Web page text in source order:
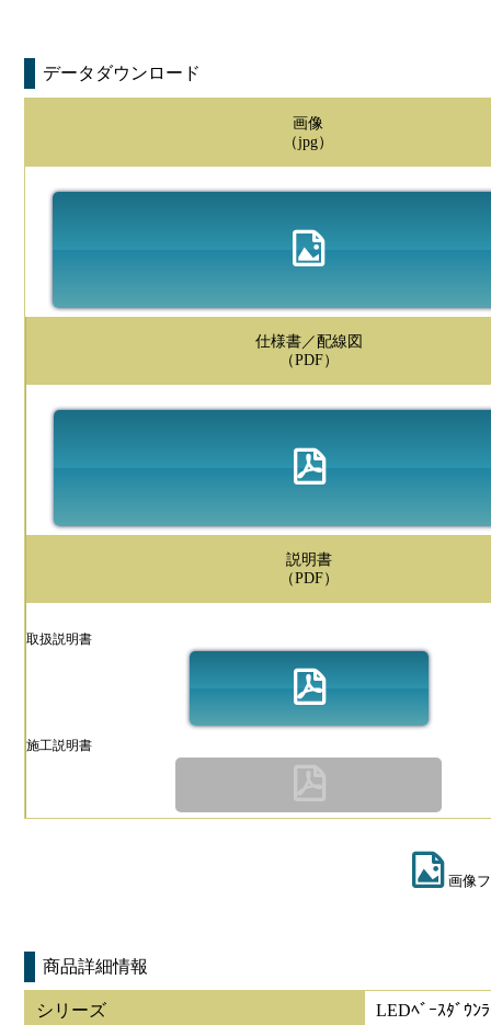
データダウンロード
画像
（jpg）
仕様書／配線図
（PDF）
説明書
（PDF）
取扱説明書
施工説明書
画像
商品詳細情報
シリーズ LEDﾍﾞｰｽﾀﾞｳﾝ